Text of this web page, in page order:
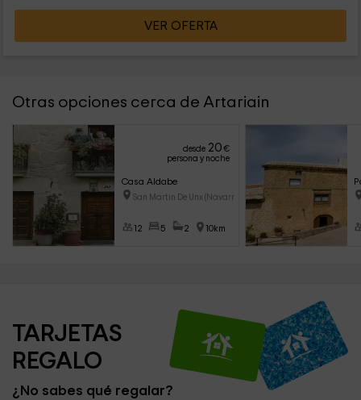
VER OFERTA
Otras opciones cerca de Artariain
desde 20€
persona y noche
Casa Aldabe
San Martin De Unx (Navarra)
12 5 2 10km
TARJETAS
REGALO
¿No sabes qué regalar?